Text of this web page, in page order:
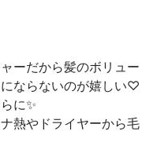
ーだから髪のボリュー
ならないのが嬉しい♡
に✨
熱やドライヤーから毛